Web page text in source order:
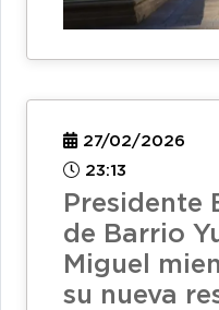
27/02/2026
23:13
Presidente
de Barrio
Miguel
su nueva